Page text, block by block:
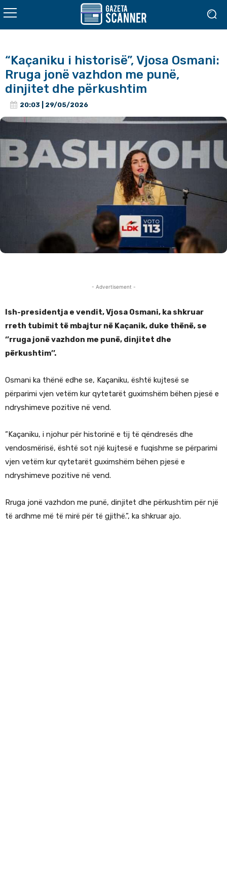
“Kaçaniku i historisë”, Vjosa Osmani:
Rruga jonë vazhdon me punë,
dinjitet dhe përkushtim
20:03 | 29/05/2026
- Advertisement -
Ish-presidentja e vendit, Vjosa Osmani, ka shkruar
rreth tubimit të mbajtur në Kaçanik, duke thënë, se
‘’rruga jonë vazhdon me punë, dinjitet dhe
përkushtim’’.
Osmani ka thënë edhe se, Kaçaniku, është kujtesë se
përparimi vjen vetëm kur qytetarët guximshëm bëhen pjesë e
ndryshimeve pozitive në vend.
”Kaçaniku, i njohur për historinë e tij të qëndresës dhe
vendosmërisë, është sot një kujtesë e fuqishme se përparimi
vjen vetëm kur qytetarët guximshëm bëhen pjesë e
ndryshimeve pozitive në vend.
Rruga jonë vazhdon me punë, dinjitet dhe përkushtim për një
të ardhme më të mirë për të gjithë.”, ka shkruar ajo.